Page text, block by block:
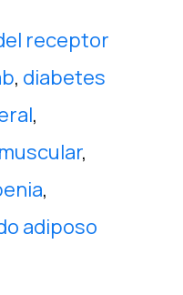
receptor
, diabetes
,
,
,
adiposo